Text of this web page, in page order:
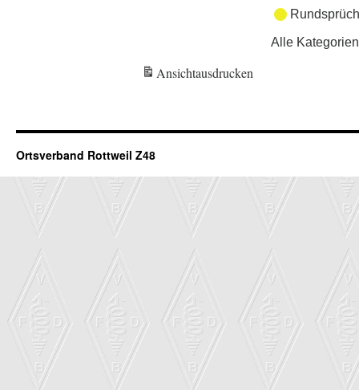
Alle Kategorien
Ansichtausdrucken
Ortsverband Rottweil Z48